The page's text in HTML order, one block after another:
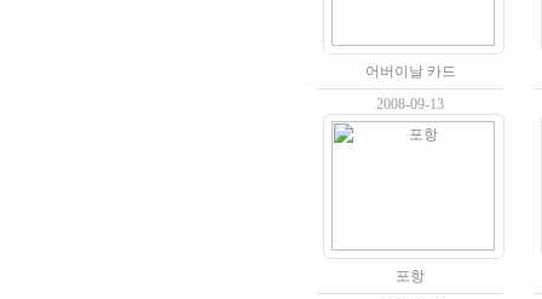
어버이날 카드
2008-09-13
포항